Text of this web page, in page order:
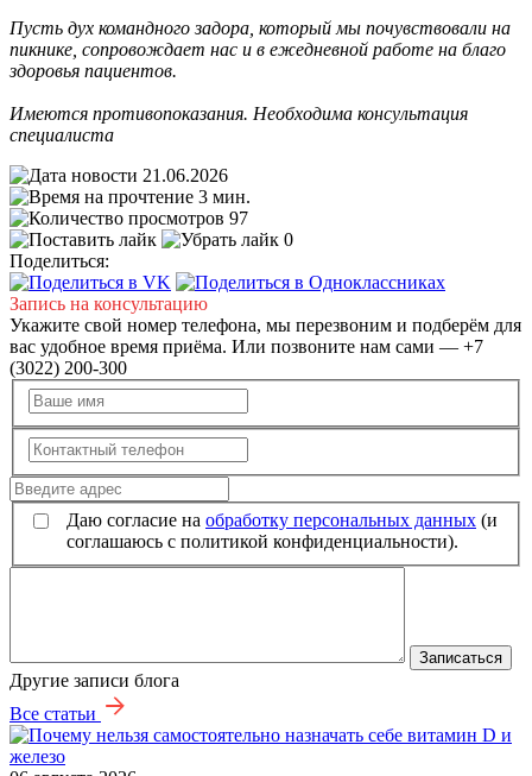
Пусть дух командного задора, который мы почувствовали на
пикнике, сопровождает нас и в ежедневной работе на благо
здоровья пациентов.
Имеются противопоказания. Необходима консультация
специалиста
21.06.2026
3 мин.
97
0
Поделиться:
Запись на консультацию
Укажите свой номер телефона, мы перезвоним и подберём для
вас удобное время приёма. Или позвоните нам сами — +7
(3022) 200-300
Даю согласие на обработку персональных данных (и
соглашаюсь с политикой конфиденциальности).
Записаться
Другие записи блога
Все статьи